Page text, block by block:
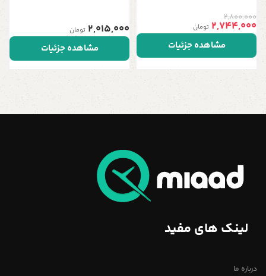
2,800,000
2,744,000 تومان
مشاهده جزئیات
2,015,000 تومان
مشاهده جزئیات
لینک های مفید
درباره ما